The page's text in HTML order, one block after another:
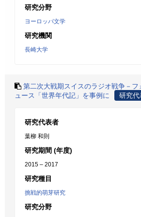
研究分野
ヨーロッパ文学
研究機関
長崎大学
第二次大戦期スイスのラジオ戦争－フ
ュース「世界年代記」を事例に
研究代
研究代表者
葉柳 和則
研究期間 (年度)
2015 – 2017
研究種目
挑戦的萌芽研究
研究分野